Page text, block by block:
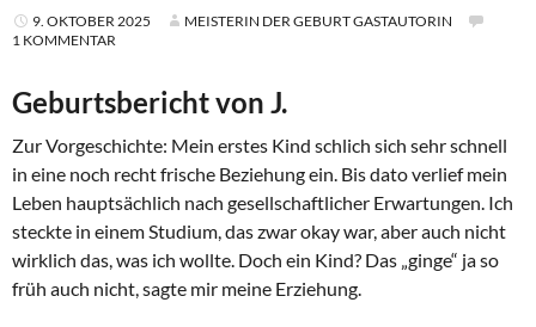
9. OKTOBER 2025
MEISTERIN DER GEBURT GASTAUTORIN
1 KOMMENTAR
Geburtsbericht von J.
Zur Vorgeschichte: Mein erstes Kind schlich sich sehr schnell
in eine noch recht frische Beziehung ein. Bis dato verlief mein
Leben hauptsächlich nach gesellschaftlicher Erwartungen. Ich
steckte in einem Studium, das zwar okay war, aber auch nicht
wirklich das, was ich wollte. Doch ein Kind? Das „ginge“ ja so
früh auch nicht, sagte mir meine Erziehung.